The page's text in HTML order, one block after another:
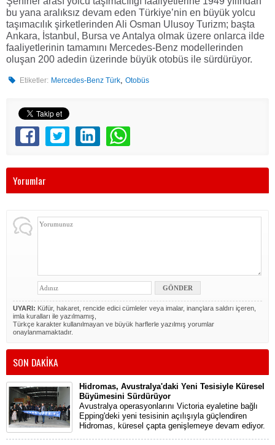
bu yana aralıksız devam eden Türkiye’nin en büyük yolcu
taşımacılık şirketlerinden Ali Osman Ulusoy Turizm; başta
Ankara, İstanbul, Bursa ve Antalya olmak üzere onlarca ilde
faaliyetlerinin tamamını Mercedes-Benz modellerinden
oluşan 200 adedin üzerinde büyük otobüs ile sürdürüyor.
Etiketler: Mercedes-Benz Türk,Otobüs
Yorumlar
UYARI: Küfür, hakaret, rencide edici cümleler veya imalar, inançlara saldırı içeren,
imla kuralları ile yazılmamış,
Türkçe karakter kullanılmayan ve büyük harflerle yazılmış yorumlar
onaylanmamaktadır.
SON DAKİKA
Hidromas, Avustralya'daki Yeni Tesisiyle Küresel
Büyümesini Sürdürüyor
Avustralya operasyonlarını Victoria eyaletine bağlı
Epping'deki yeni tesisinin açılışıyla güçlendiren
Hidromas, küresel çapta genişlemeye devam ediyor.